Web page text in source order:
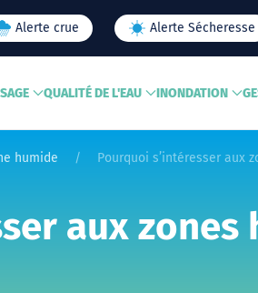
Alerte crue Alerte Sécheresse
QUALITÉ DE L'EAU INONDATION
humide Pourquoi s’intéresser aux
aux zones